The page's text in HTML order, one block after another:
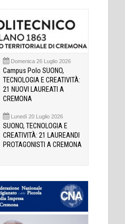
Domenica 26 Luglio 2026
Campus Polo SUONO,
TECNOLOGIA E CREATIVITÀ:
21 NUOVI LAUREATI A
CREMONA
Lunedì 20 Luglio 2026
SUONO, TECNOLOGIA E
CREATIVITÀ: 21 LAUREANDI
PROTAGONISTI A CREMONA